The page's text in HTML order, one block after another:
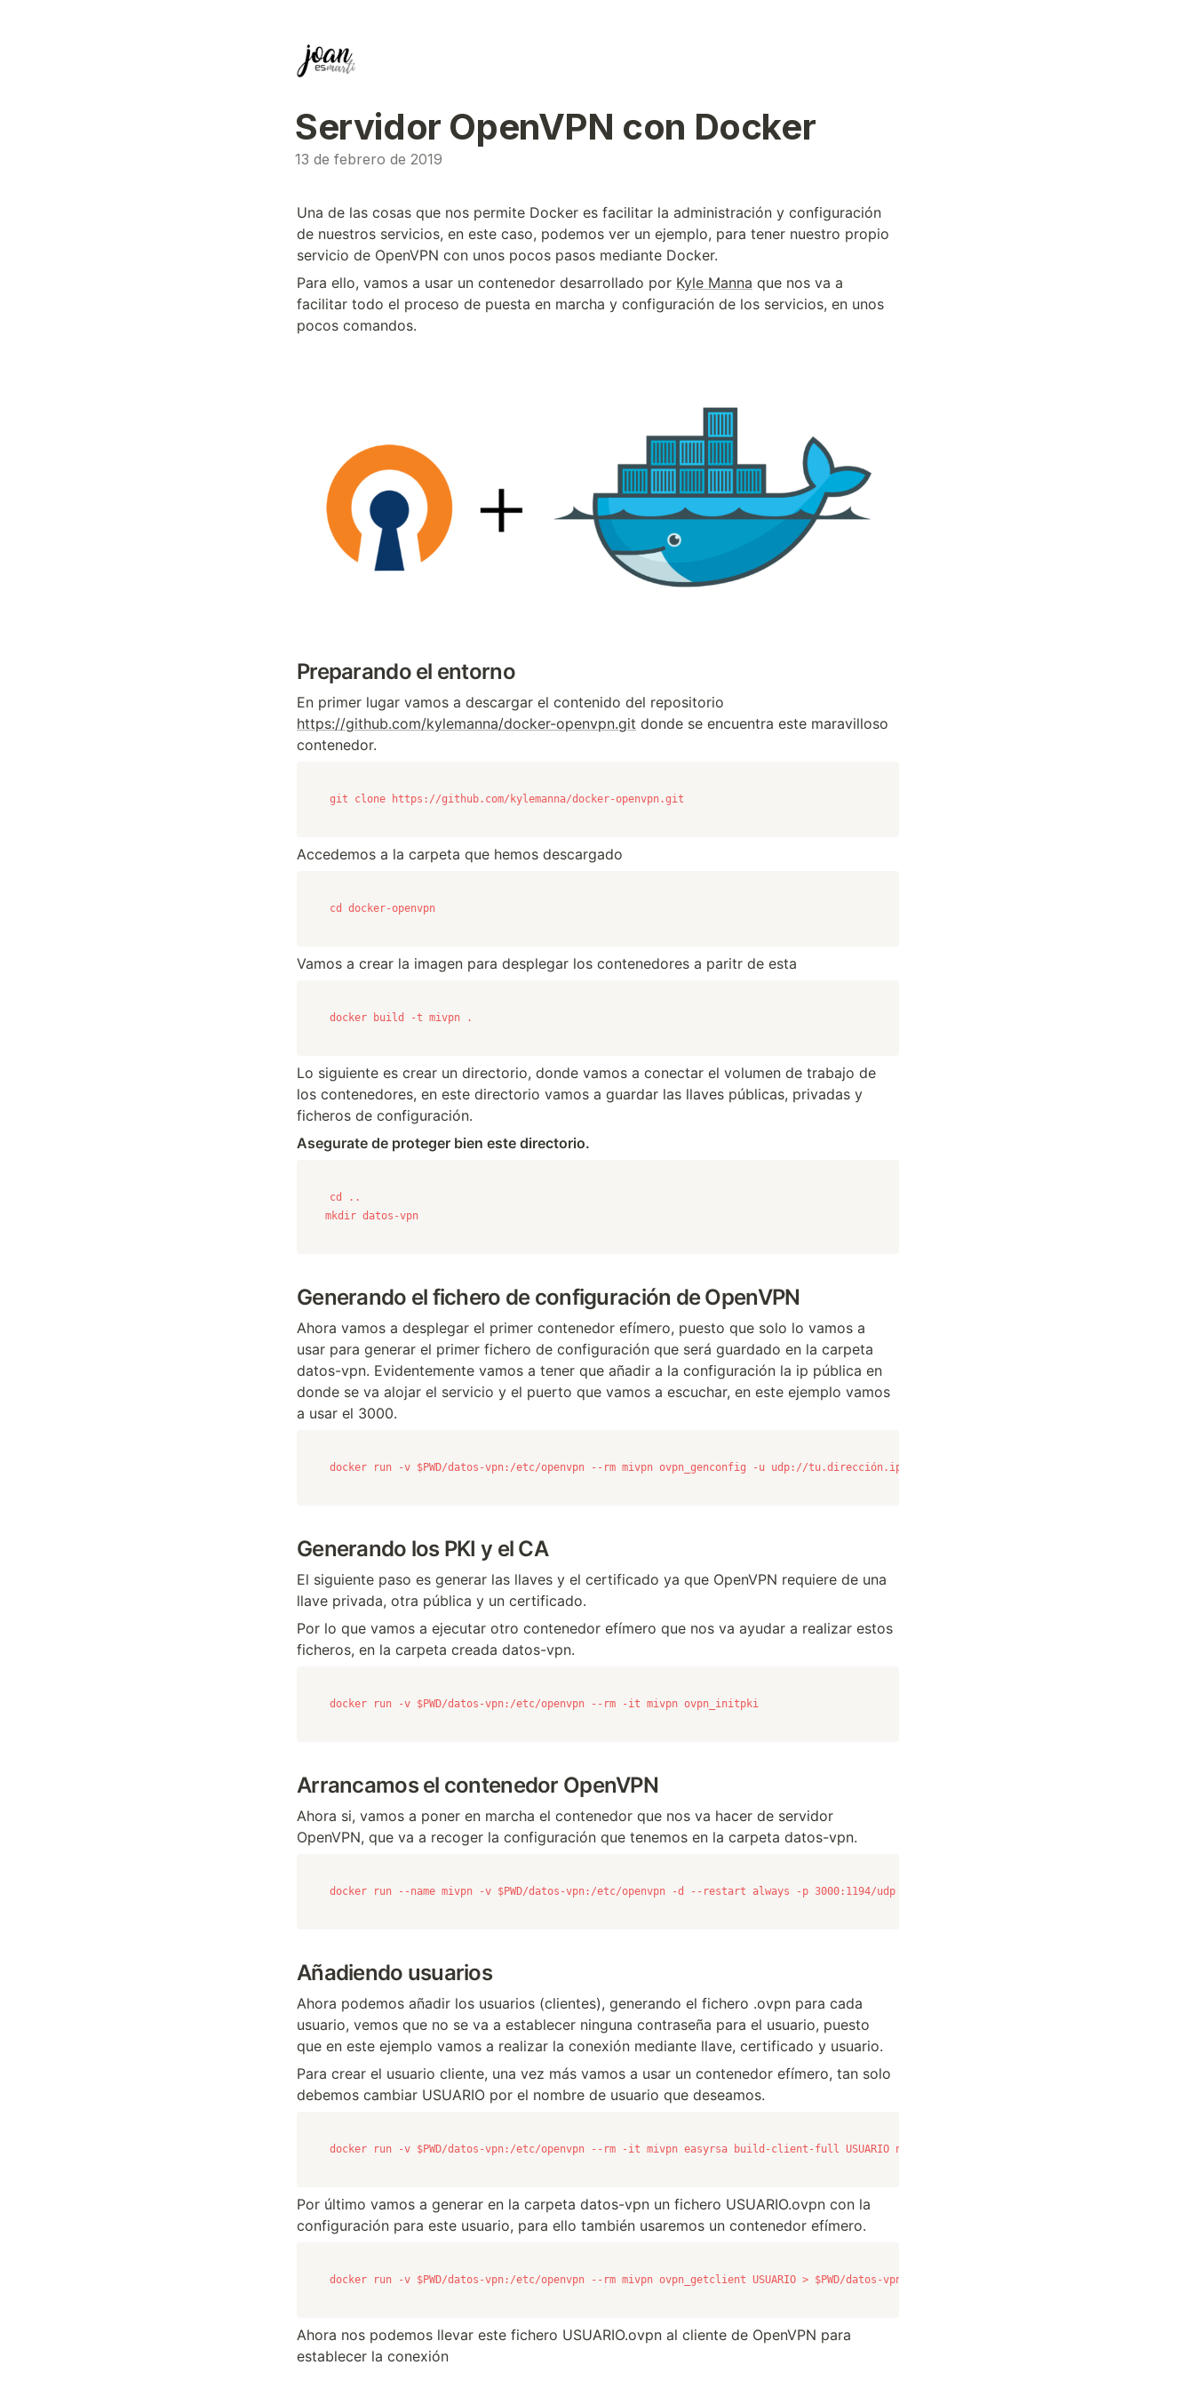
Servidor OpenVPN con Docker
13 de febrero de 2019
Una de las cosas que nos permite Docker es facilitar la administración y configuración
de nuestros servicios, en este caso, podemos ver un ejemplo, para tener nuestro propio
servicio de OpenVPN con unos pocos pasos mediante Docker.
Para ello, vamos a usar un contenedor desarrollado por Kyle Manna que nos va a
facilitar todo el proceso de puesta en marcha y configuración de los servicios, en unos
pocos comandos.
Preparando el entorno
En primer lugar vamos a descargar el contenido del repositorio
https://github.com/kylemanna/docker-openvpn.git donde se encuentra este maravilloso
contenedor.
git clone https://github.com/kylemanna/docker-openvpn.git
Accedemos a la carpeta que hemos descargado
cd docker-openvpn
Vamos a crear la imagen para desplegar los contenedores a paritr de esta
docker build -t mivpn .
Lo siguiente es crear un directorio, donde vamos a conectar el volumen de trabajo de
los contenedores, en este directorio vamos a guardar las llaves públicas, privadas y
ficheros de configuración.
Asegurate de proteger bien este directorio.
mkdir datos-vpn
Generando el fichero de configuración de OpenVPN
Ahora vamos a desplegar el primer contenedor efímero, puesto que solo lo vamos a
usar para generar el primer fichero de configuración que será guardado en la carpeta
datos-vpn. Evidentemente vamos a tener que añadir a la configuración la ip pública en
donde se va alojar el servicio y el puerto que vamos a escuchar, en este ejemplo vamos
a usar el 3000.
docker run -v $PWD/datos-vpn:/etc/openvpn --rm mivpn ovpn_genconfig -u udp://tu.dirección.ip.publica:3000
Generando los PKI y el CA
El siguiente paso es generar las llaves y el certificado ya que OpenVPN requiere de una
llave privada, otra pública y un certificado.
Por lo que vamos a ejecutar otro contenedor efímero que nos va ayudar a realizar estos
ficheros, en la carpeta creada datos-vpn.
docker run -v $PWD/datos-vpn:/etc/openvpn --rm -it mivpn ovpn_initpki
Arrancamos el contenedor OpenVPN
Ahora si, vamos a poner en marcha el contenedor que nos va hacer de servidor
OpenVPN, que va a recoger la configuración que tenemos en la carpeta datos-vpn.
docker run --name mivpn -v $PWD/datos-vpn:/etc/openvpn -d --restart always -p 3000:1194/udp --cap-add=NET_ADMIN mivpn
Añadiendo usuarios
Ahora podemos añadir los usuarios (clientes), generando el fichero .ovpn para cada
usuario, vemos que no se va a establecer ninguna contraseña para el usuario, puesto
que en este ejemplo vamos a realizar la conexión mediante llave, certificado y usuario.
Para crear el usuario cliente, una vez más vamos a usar un contenedor efímero, tan solo
debemos cambiar USUARIO por el nombre de usuario que deseamos.
docker run -v $PWD/datos-vpn:/etc/openvpn --rm -it mivpn easyrsa build-client-full USUARIO nopass
Por último vamos a generar en la carpeta datos-vpn un fichero USUARIO.ovpn con la
configuración para este usuario, para ello también usaremos un contenedor efímero.
docker run -v $PWD/datos-vpn:/etc/openvpn --rm mivpn ovpn_getclient USUARIO > $PWD/datos-vpn/USUARIO.ovpn
Ahora nos podemos llevar este fichero USUARIO.ovpn al cliente de OpenVPN para
establecer la conexión